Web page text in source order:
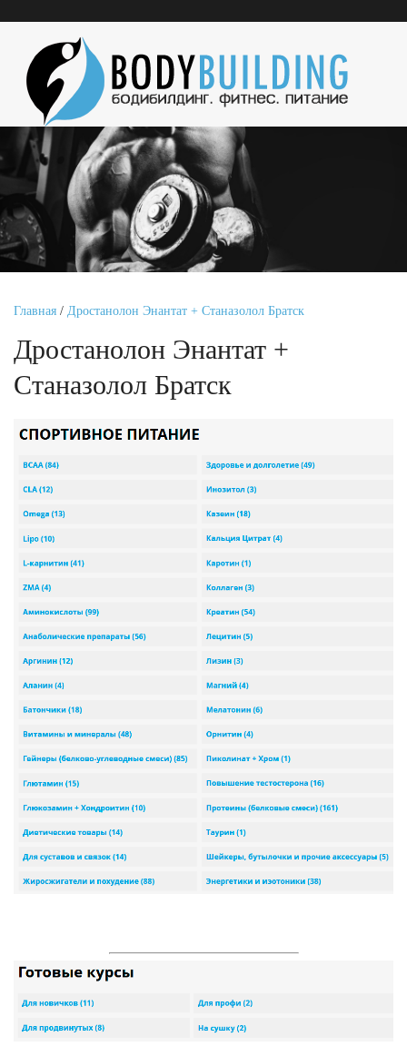
Главная / Дростанолон Энантат + Станазолол Братск
Дростанолон Энантат +
Станазолол Братск